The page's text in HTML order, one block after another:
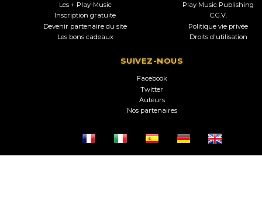
Les + Play-Music
Inscription gratuite
Devenir partenaire du site
Les bons cadeaux
Play Music Publishing
C.G.V.
Politique vie privée
Droits d'utilisation
SUIVEZ-NOUS
Facebook
Twitter
Auteurs
Nos partenaires